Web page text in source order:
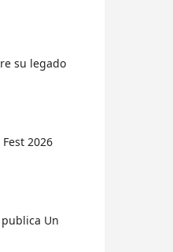
su legado
2026
Un